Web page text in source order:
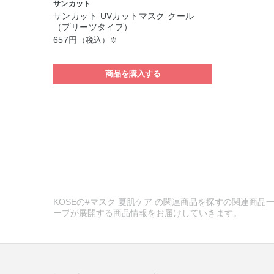
サンカット
サンカット UVカットマスク クール
（プリーツタイプ）
657円
（税込）※
商品を購入する
KOSEの#マスク 夏肌ケア の関連商品を探すの関連商品
ープが展開する商品情報をお届けしていきます。